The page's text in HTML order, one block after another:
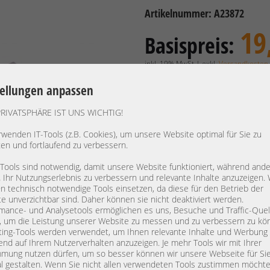
anpassen
IST UNS WICHTIG!
IT-Tools (z.B. Cookies), um unsere Website optimal für Sie zu
und fortlaufend zu verbessern.
sind notwendig, damit unsere Website funktioniert, während
Ihr Nutzungserlebnis zu verbessern und relevante Inhalte anzuzeigen.
technisch notwendige Tools einsetzen, da diese für den Betrieb der
unverzichtbar sind. Daher können sie nicht deaktiviert werden.
und Analysetools ermöglichen es uns, Besuche und Traffic-
um die Leistung unserer Website zu messen und zu verbessern zu
Tools werden verwendet, um Ihnen relevante Inhalte und Werbung
auf Ihrem Nutzerverhalten anzuzeigen. Je mehr Tools wir mit Ihrer
nutzen dürfen, um so besser können wir unsere Webseite für Sie
gestalten. Wenn Sie nicht allen verwendeten Tools zustimmen
Artikelnummer: A23872
Basispreis:
inkl. 19% MwSt | exkl.Versandkosten
Lieferzeit:
Gerätetyp: SFP+
Modell:
PN:
46C9249
Datenrate: 10 Gbit/s
Wellenlänge: 850 nm
Artikelzustand: refurbished /